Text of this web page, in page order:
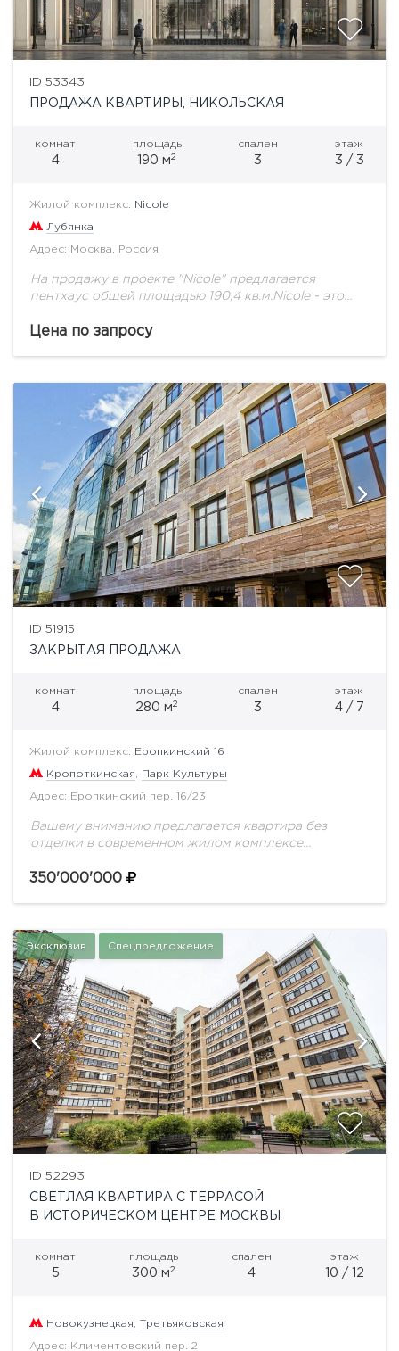
ID 53343
ПРОДАЖА КВАРТИРЫ, НИКОЛЬСКАЯ
комнат
4
площадь
190 м2
спален
3
этаж
3 / 3
Жилой комплекс: Nicole
Лубянка
Адрес: Москва, Россия
На продажу в проекте "Nicole" предлагается
пентхаус общей площадью 190,4 кв.м.Nicole - это
и коммерческие точки притяжения внутри
Цена по запросу
ID 51915
ЗАКРЫТАЯ ПРОДАЖА
комнат
4
площадь
280 м2
спален
3
этаж
4 / 7
Жилой комплекс: Еропкинский 16
Кропоткинская Парк Культуры
Адрес: Еропкинский пер. 16/23
Вашему вниманию предлагается квартира без
отделки в современном жилом комплексе
планировка. Можно спланировать кухню-гостиную,
350'000'000
Эксклюзив Спецпредложение
ID 52293
СВЕТЛАЯ КВАРТИРА С ТЕРРАСОЙ
В ИСТОРИЧЕСКОМ ЦЕНТРЕ МОСКВЫ
комнат
5
площадь
300 м2
спален
4
этаж
10 / 12
Новокузнецкая Третьяковская
Адрес: Климентовский пер. 2